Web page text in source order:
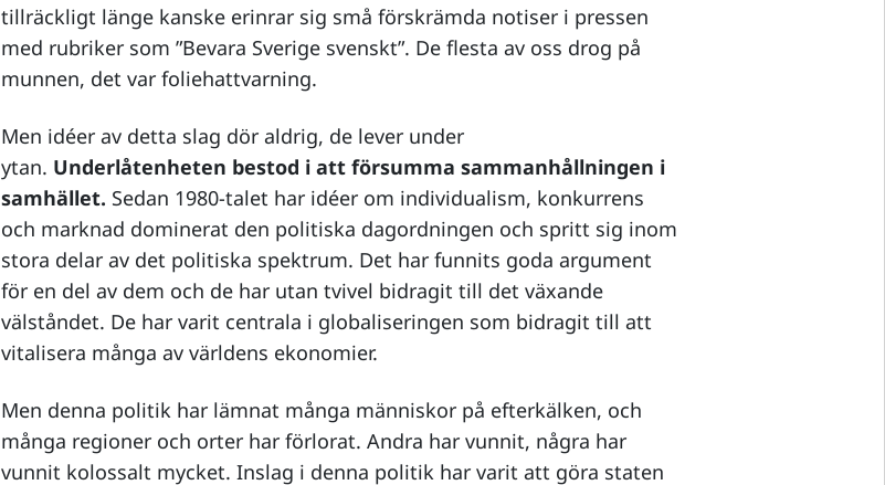
tillräckligt länge kanske erinrar sig små förskrämda notiser i pressen
med rubriker som ”Bevara Sverige svenskt”. De flesta av oss drog på
munnen, det var foliehattvarning.
Men idéer av detta slag dör aldrig, de lever under
ytan. Underlåtenheten bestod i att försumma sammanhållningen i
samhället. Sedan 1980-talet har idéer om individualism, konkurrens
och marknad dominerat den politiska dagordningen och spritt sig inom
stora delar av det politiska spektrum. Det har funnits goda argument
för en del av dem och de har utan tvivel bidragit till det växande
välståndet. De har varit centrala i globaliseringen som bidragit till att
vitalisera många av världens ekonomier.
Men denna politik har lämnat många människor på efterkälken, och
många regioner och orter har förlorat. Andra har vunnit, några har
vunnit kolossalt mycket. Inslag i denna politik har varit att göra staten